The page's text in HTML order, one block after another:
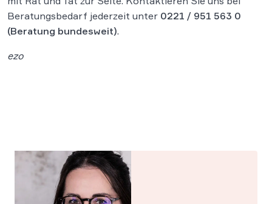
Beratungsbedarf jederzeit unter 0221 / 951 563 0
(Beratung bundesweit).
ezo